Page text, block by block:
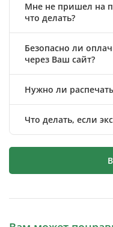
Мне не пришел на
что делать?
Безопасно ли
через Ваш сайт?
Нужно ли
Что делать, если